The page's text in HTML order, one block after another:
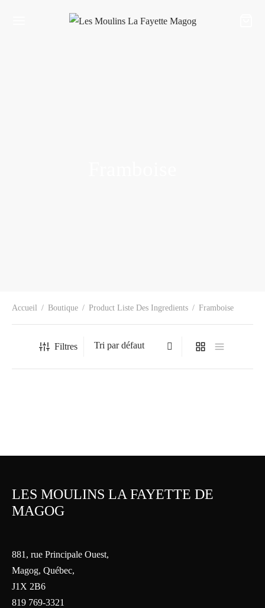
Accueil / Boutique / Product Liste Des Ingredients / Framboise
Filtres
LES MOULINS LA FAYETTE DE
MAGOG
881, rue Principale Ouest,
Magog, Québec,
J1X 2B6
819 769-3321